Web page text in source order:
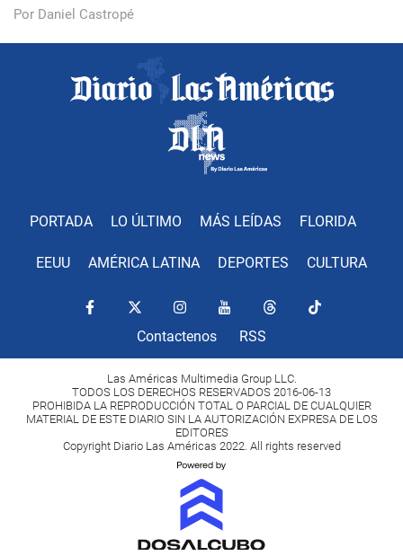
Por Daniel Castropé
PORTADA LO ÚLTIMO MÁS LEÍDAS FLORIDA
EEUU AMÉRICA LATINA DEPORTES CULTURA
Contactenos RSS
Las Américas Multimedia Group LLC.
TODOS LOS DERECHOS RESERVADOS 2016-06-13
PROHIBIDA LA REPRODUCCIÓN TOTAL O PARCIAL DE CUALQUIER
MATERIAL DE ESTE DIARIO SIN LA AUTORIZACIÓN EXPRESA DE LOS
EDITORES
Copyright Diario Las Américas 2022. All rights reserved